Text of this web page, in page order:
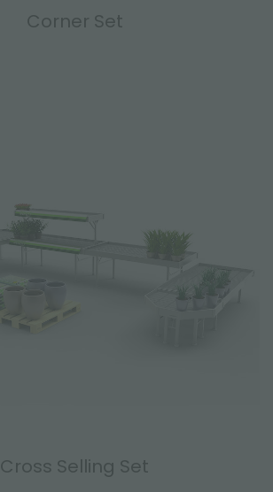
Corner Set
Cross Selling Set